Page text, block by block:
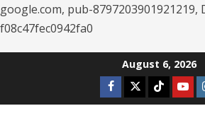
google.com, pub-8797203901921219,
f08c47fec0942fa0
August 6, 2026
Facebook
TwitterTiktok